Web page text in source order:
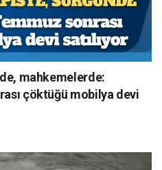
mahkemelerde:
çöktüğü mobilya devi